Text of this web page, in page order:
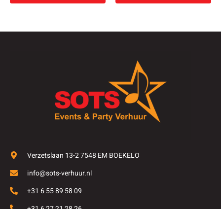
Verzetslaan 13-2 7548 EM BOEKELO
info@sots-verhuur.nl
+31 6 55 89 58 09